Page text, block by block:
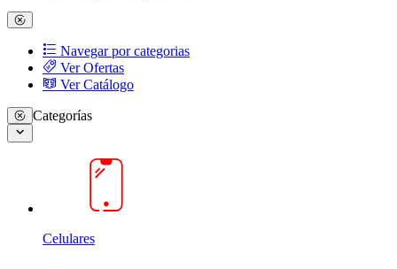
Navegar por categorias
Ver Ofertas
Ver Catálogo
Categorías
Celulares